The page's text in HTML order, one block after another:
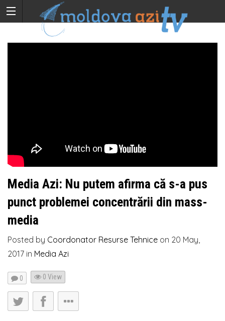
Media Azi: Nu putem afirma că s-a pus
punct problemei concentrării din mass-
media
Posted by Coordonator Resurse Tehnice on 20 May,
2017 in Media Azi
0 0 View